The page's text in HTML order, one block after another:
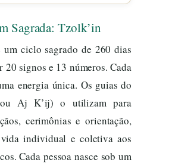
Sagrada: Tzolk’in
ciclo sagrado de 260 dias
20 signos e 13 números. Cada
energia única. Os guias do
Aj K’ij) o utilizam para
cerimônias e orientação,
individual e coletiva aos
Cada pessoa nasce sob um